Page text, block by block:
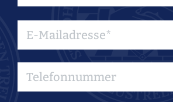
Bitte
lasse
Feld
leer.